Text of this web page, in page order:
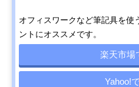
オフィスワークなど筆記具を使
ントにオススメです。
楽天市場
Yahoo!